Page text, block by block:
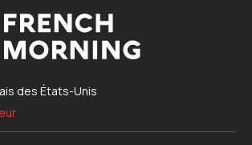
des États-Unis